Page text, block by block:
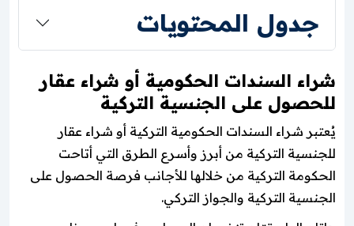
جدول المحتويات
شراء السندات الحكومية أو شراء عقار
للحصول على الجنسية التركية
يُعتبر شراء السندات الحكومية التركية أو شراء عقار
للجنسية التركية من أبرز وأسرع الطرق التي أتاحت
الحكومة التركية من خلالها للأجانب فرصة الحصول على
الجنسية التركية والجواز التركي.